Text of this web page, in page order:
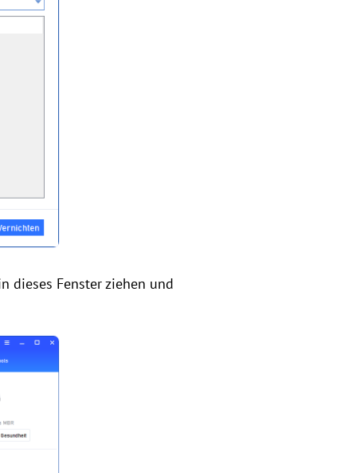
dieses Fenster ziehen und